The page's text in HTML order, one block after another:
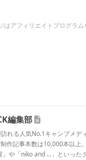
はアフィリエイトプログラム
編集部
れる人気No.1キャンプメデ
作記事本数は10,000本以上
」や「niko and ...」といった